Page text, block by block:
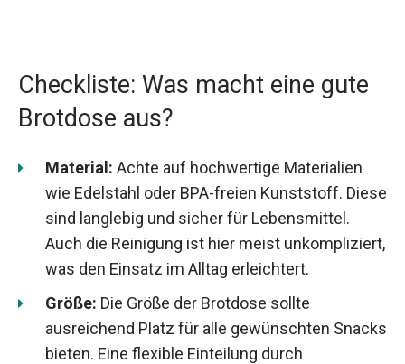
Checkliste: Was macht eine gute
Brotdose aus?
Material: Achte auf hochwertige Materialien
wie Edelstahl oder BPA-freien Kunststoff. Diese
sind langlebig und sicher für Lebensmittel.
Auch die Reinigung ist hier meist unkompliziert,
was den Einsatz im Alltag erleichtert.
Größe: Die Größe der Brotdose sollte
ausreichend Platz für alle gewünschten Snacks
bieten. Eine flexible Einteilung durch